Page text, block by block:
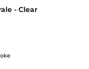
- Clear